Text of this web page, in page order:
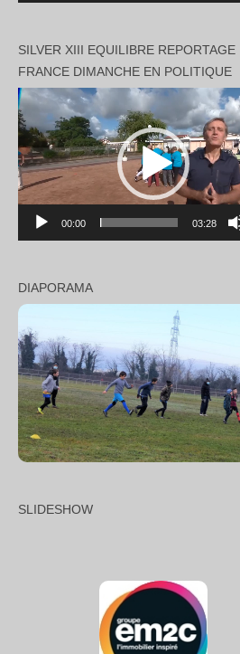
SILVER XIII EQUILIBRE REPORTAGE
FRANCE DIMANCHE EN POLITIQUE
Lecteur
vidéo
00:00 03:28
DIAPORAMA
SLIDESHOW